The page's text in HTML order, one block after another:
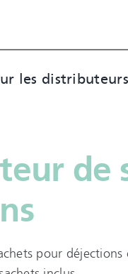
les distributeurs
de
pour déjections